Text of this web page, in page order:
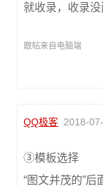
就收录，收录
跟帖来自电脑端
QQ极客 2018-
③模板选择
“图文并茂的”